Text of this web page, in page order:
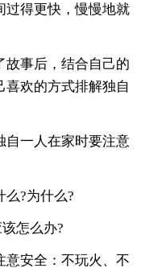
过得更快，慢慢地就
故事后，结合自己的
喜欢的方式排解独自
自一人在家时要注意
?为什么?
怎么办?
安全：不玩火、不